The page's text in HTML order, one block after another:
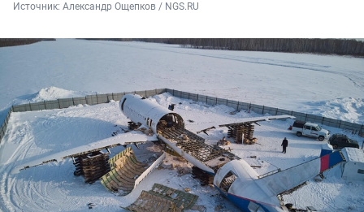
Источник: Александр Ощепков / NGS.RU